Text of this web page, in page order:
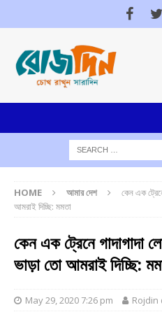
HOME আমার দেশ
কেন এক
আমরাই দিচ্ছি: মমতা
কেন এক ট্রেনে গাদাগাদা
ভাড়া তো আমরাই দিচ্ছি:
May 29, 2020 7:26 pm Rojdin